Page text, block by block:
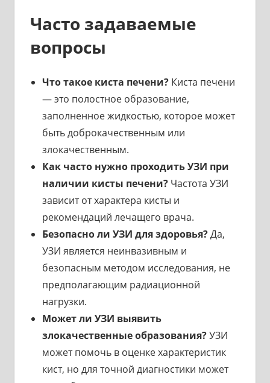
Часто задаваемые
вопросы
Что такое киста печени?Киста печени
— это полостное образование,
заполненное жидкостью, которое может
быть доброкачественным или
злокачественным.
Как часто нужно проходить УЗИ при
наличии кисты печени?Частота УЗИ
зависит от характера кисты и
рекомендаций лечащего врача.
Безопасно ли УЗИ для здоровья?Да,
УЗИ является неинвазивным и
безопасным методом исследования, не
предполагающим радиационной
нагрузки.
Может ли УЗИ выявить
злокачественные образования?УЗИ
может помочь в оценке характеристик
кист, но для точной диагностики может